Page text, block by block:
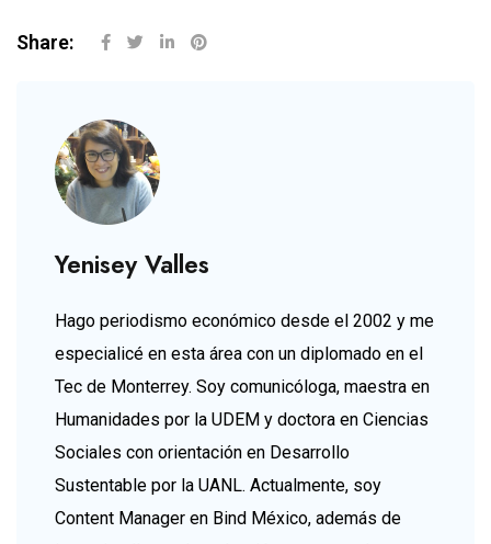
Share:
Yenisey Valles
Hago periodismo económico desde el 2002 y me
especialicé en esta área con un diplomado en el
Tec de Monterrey. Soy comunicóloga, maestra en
Humanidades por la UDEM y doctora en Ciencias
Sociales con orientación en Desarrollo
Sustentable por la UANL. Actualmente, soy
Content Manager en Bind México, además de